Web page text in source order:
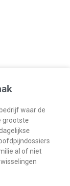
waar de
grootste
al of niet